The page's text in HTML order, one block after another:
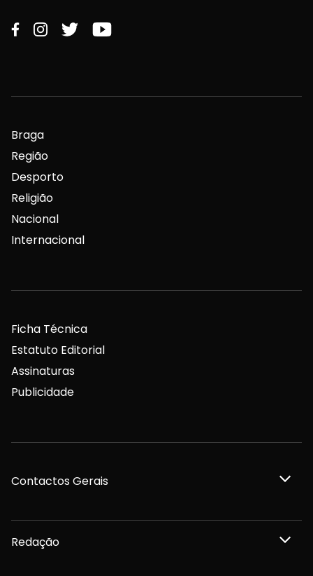
Braga
Região
Desporto
Religião
Nacional
Internacional
Ficha Técnica
Estatuto Editorial
Assinaturas
Publicidade
Contactos Gerais
Redação